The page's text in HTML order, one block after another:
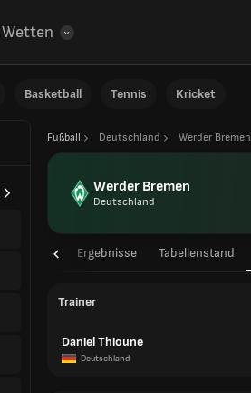
Wetten
Basketball Tennis Kricket
Fußball Deutschland Werder Bremen
Werder Bremen
Deutschland
Spielpläne Ergebnisse Tabellenstand
Trainer
Daniel Thioune
Deutschland